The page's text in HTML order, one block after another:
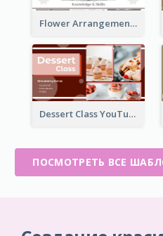
Flower Arrangement YouTube Thumbnail
Dessert Class YouTube Thumbnail
ПОСМОТРЕТЬ ВСЕ